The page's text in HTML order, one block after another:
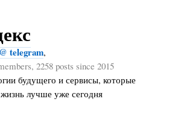
telegram,
2258 posts since 2015
будущего и сервисы, которые
лучше уже сегодня